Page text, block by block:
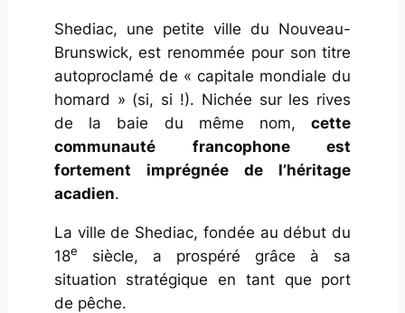
Shediac, une petite ville du Nouveau-
Brunswick, est renommée pour son titre
autoproclamé de « capitale mondiale du
homard » (si, si !). Nichée sur les rives
de la baie du même nom,cette
communauté francophone est
fortement imprégnée de l’héritage
acadien.
La ville de Shediac, fondée au début du
18e
siècle, a prospéré grâce à sa
situation stratégique en tant que port
de pêche.